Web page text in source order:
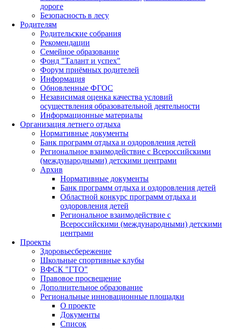
дороге
Безопасность в лесу
Родителям
Родительские собрания
Рекомендации
Семейное образование
Фонд "Талант и успех"
Форум приёмных родителей
Информация
Обновленные ФГОС
Независимая оценка качества условий
осуществления образовательной деятельности
Информационные материалы
Организация летнего отдыха
Нормативные документы
Банк программ отдыха и оздоровления детей
Региональное взаимодействие с Всероссийскими
(международными) детскими центрами
Архив
Нормативные документы
Банк программ отдыха и оздоровления детей
Областной конкурс программ отдыха и
оздоровления детей
Региональное взаимодействие с
Всероссийскими (международными) детскими
центрами
Проекты
Здоровьесбережение
Школьные спортивные клубы
ВФСК "ГТО"
Правовое просвещение
Дополнительное образование
Региональные инновационные площадки
О проекте
Документы
Список